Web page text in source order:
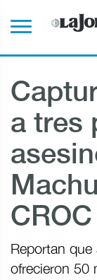
a tres
Reportan
ofrecieron 50